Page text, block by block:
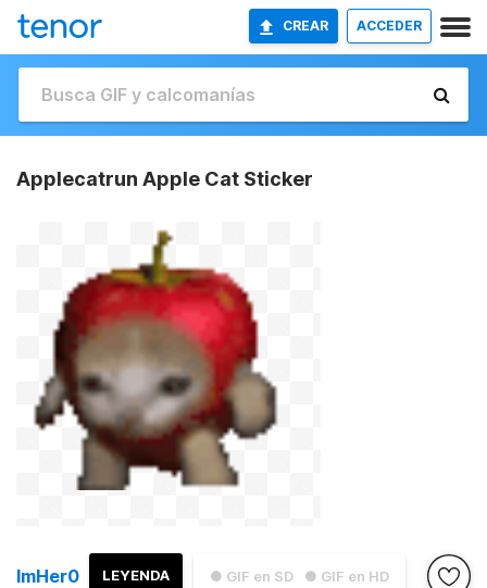
CREAR ACCEDER
Applecatrun Apple Cat Sticker
● GIF en SD ● GIF en HD
LEYENDA
ImHer0